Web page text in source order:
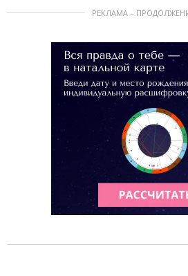
РЕКЛАМА –